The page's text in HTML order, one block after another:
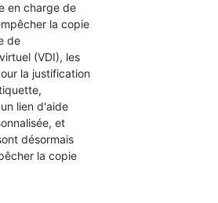
en charge de
la copie
de
(VDI), les
la justification
lien d'aide
et
désormais
la copie